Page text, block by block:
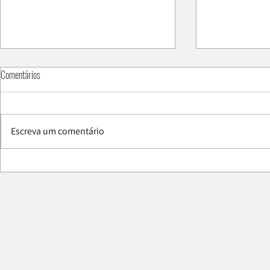
Está na altura de atualizar a centrifuga do
Comentários
Escreva um comentário